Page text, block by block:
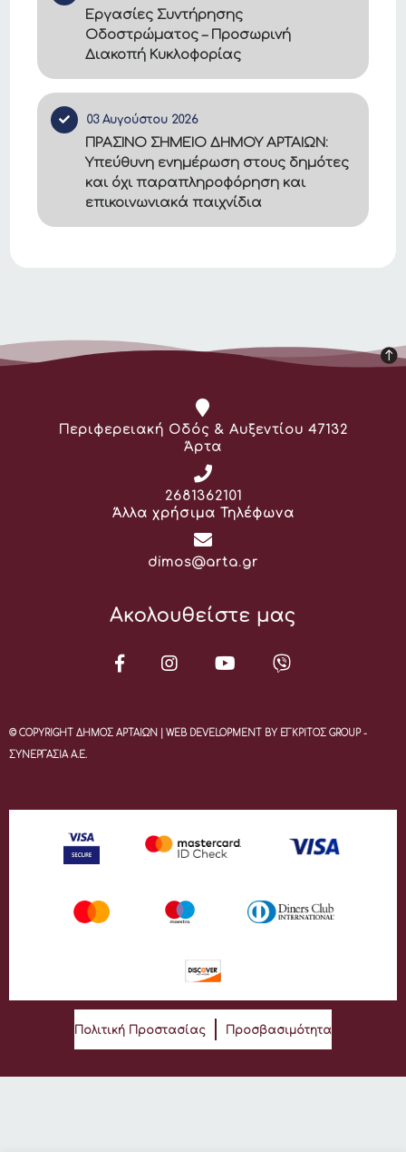
Εργασίες Συντήρησης
Οδοστρώματος – Προσωρινή
Διακοπή Κυκλοφορίας
03 Αυγούστου 2026
ΠΡΑΣΙΝΟ ΣΗΜΕΙΟ ΔΗΜΟΥ ΑΡΤΑΙΩΝ:
Υπεύθυνη ενημέρωση στους δημότες
και όχι παραπληροφόρηση και
επικοινωνιακά παιχνίδια
Διεύθυνση:
Περιφερειακή Οδός & Αυξεντίου 47132
Άρτα
Τηλέφωνο:
2681362101
Άλλα χρήσιμα Τηλέφωνα
Email:
dimos@arta.gr
Ακολουθείστε μας
© COPYRIGHT ΔΗΜΟΣ ΑΡΤΑΙΩΝ | WEB DEVELOPMENT BY ΕΓΚΡΙΤΟΣ GROUP -
ΣΥΝΕΡΓΑΣΙΑ Α.Ε.
Πολιτική Προστασίας Προσβασιμότητα